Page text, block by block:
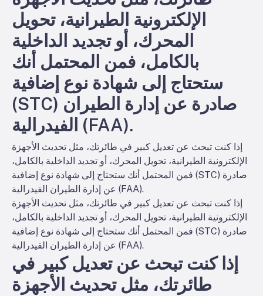
الإلكترونية الطيرانية، تحويل
المحرك، أو تجديد الداخلية
بالكامل، فمن المحتمل أنك
ستحتاج إلى شهادة نوع إضافية
(STC) صادرة عن إدارة الطيران
الفيدرالية (FAA).
إذا كنت تبحث عن تعديل كبير في طائرتك، مثل تحديث الأجهزة
الإلكترونية الطيرانية، تحويل المحرك، أو تجديد الداخلية بالكامل،
فمن المحتمل أنك ستحتاج إلى شهادة نوع إضافية (STC) صادرة
عن إدارة الطيران الفيدرالية (FAA).
إذا كنت تبحث عن تعديل كبير في طائرتك، مثل تحديث الأجهزة
الإلكترونية الطيرانية، تحويل المحرك، أو تجديد الداخلية بالكامل،
فمن المحتمل أنك ستحتاج إلى شهادة نوع إضافية (STC) صادرة
عن إدارة الطيران الفيدرالية (FAA).
إذا كنت تبحث عن تعديل كبير في
طائرتك، مثل تحديث الأجهزة